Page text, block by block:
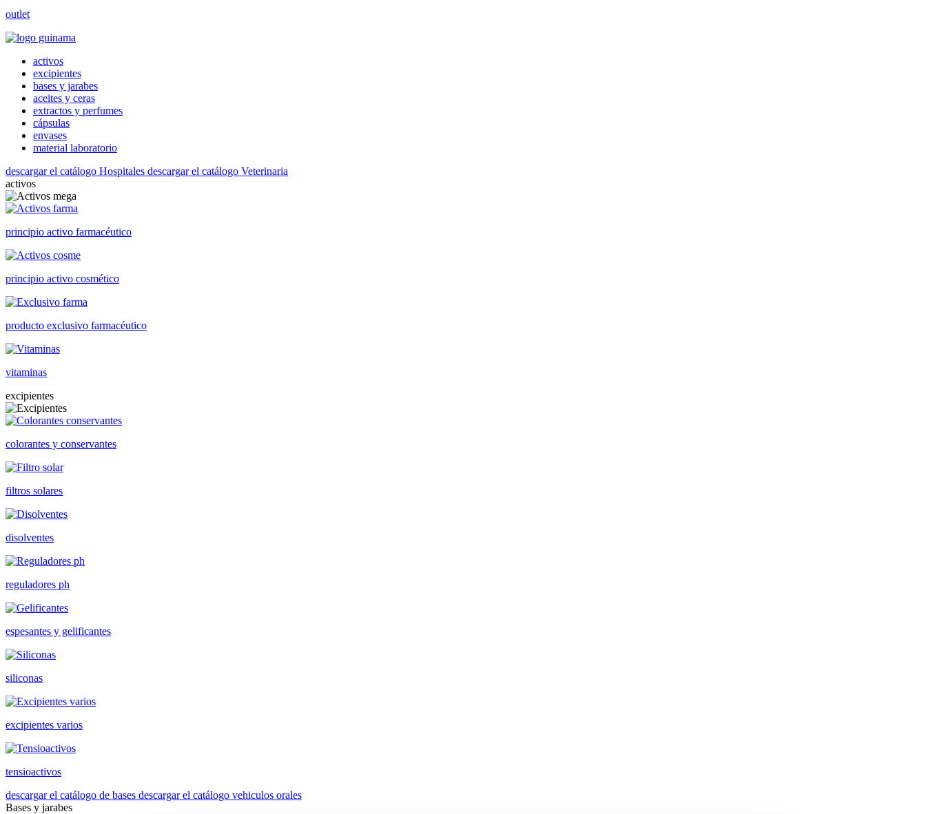
outlet
activos
excipientes
bases y jarabes
aceites y ceras
extractos y perfumes
cápsulas
envases
material laboratorio
descargar el catálogo Hospitales descargar el catálogo Veterinaria
activos
principio activo farmacéutico
principio activo cosmético
producto exclusivo farmacéutico
vitaminas
excipientes
colorantes y conservantes
filtros solares
disolventes
reguladores ph
espesantes y gelificantes
siliconas
excipientes varios
tensioactivos
descargar el catálogo de bases descargar el catálogo vehiculos orales
Bases y jarabes